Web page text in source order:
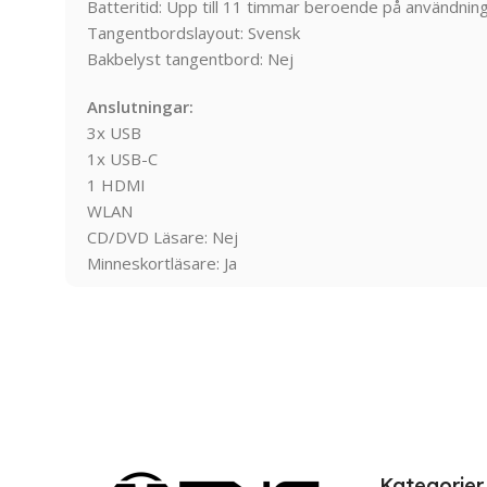
Batteritid: Upp till 11 timmar beroende på användning
Tangentbordslayout: Svensk
Bakbelyst tangentbord: Nej
Anslutningar:
3x USB
1x USB-C
1 HDMI
WLAN
CD/DVD Läsare: Nej
Minneskortläsare: Ja